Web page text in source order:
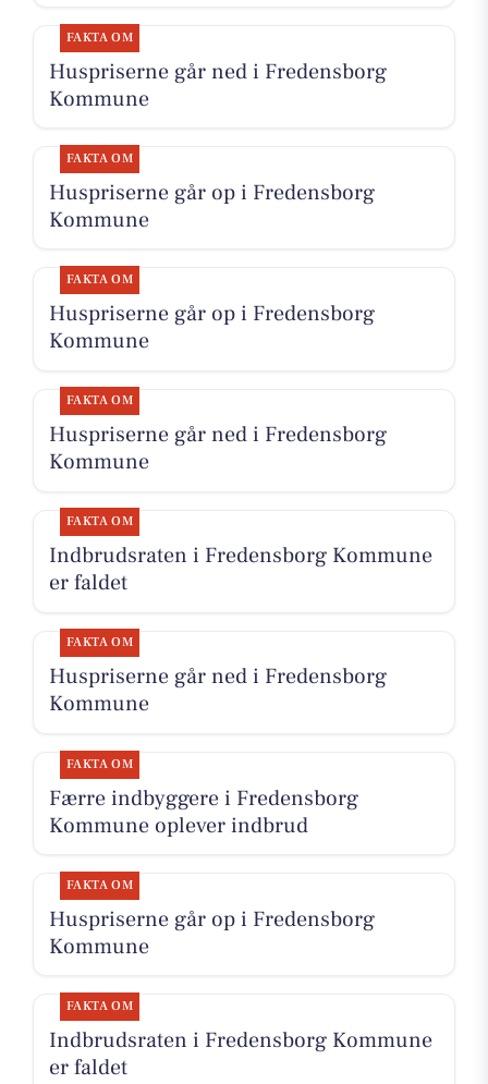
FAKTA OM
Huspriserne går ned i Fredensborg
Kommune
FAKTA OM
Huspriserne går op i Fredensborg
Kommune
FAKTA OM
Huspriserne går op i Fredensborg
Kommune
FAKTA OM
Huspriserne går ned i Fredensborg
Kommune
FAKTA OM
Indbrudsraten i Fredensborg Kommune
er faldet
FAKTA OM
Huspriserne går ned i Fredensborg
Kommune
FAKTA OM
Færre indbyggere i Fredensborg
Kommune oplever indbrud
FAKTA OM
Huspriserne går op i Fredensborg
Kommune
FAKTA OM
Indbrudsraten i Fredensborg Kommune
er faldet